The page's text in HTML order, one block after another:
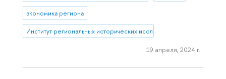
экономика региона
Институт региональных исторических исследований
19 апреля, 2024 г.